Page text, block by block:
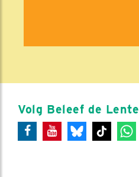
Volg Beleef de Lente